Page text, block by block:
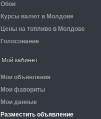
Обои
Курсы валют в Молдове
Цены на топливо в Молдове
Голосование
Мой кабинет
Мои объявления
Мои фавориты
Мои данные
Разместить объявление